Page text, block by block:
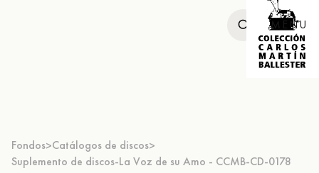
MENU
Fondos>Catálogos de discos>
Suplemento de discos-La Voz de su Amo - CCMB-CD-0178